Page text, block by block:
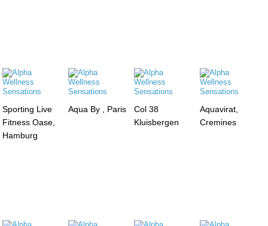
Sporting Live
Fitness Oase,
Hamburg
Aqua By , Paris
Col 38
Kluisbergen
Aquavirat,
Cremines